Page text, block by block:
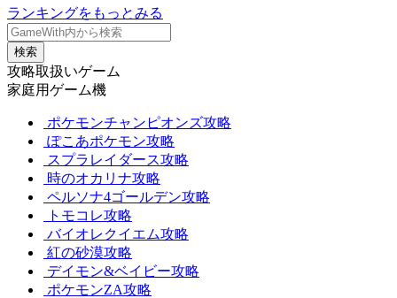
ランキングをもっとみる
検索
攻略取扱いゲーム
家庭用ゲーム機
ポケモンチャンピオンズ攻略
ぽこあポケモン攻略
スプラレイダース攻略
時のオカリナ攻略
ペルソナ4ゴールデン攻略
トモコレ攻略
バイオレクイエム攻略
紅の砂漠攻略
デイモン&ベイビー攻略
ポケモンZA攻略